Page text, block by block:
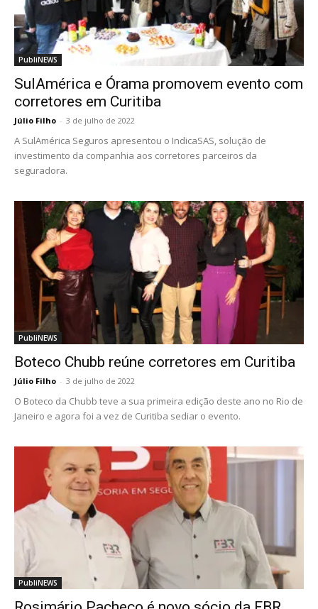
PubliNEWS
SulAmérica e Órama promovem evento com
corretores em Curitiba
Júlio Filho - 3 de julho de 2022
A SulAmérica Seguros apresentou o IndicaSAS, solução de
investimento da companhia aos corretores parceiros da
seguradora.
PubliNEWS
Boteco Chubb reúne corretores em Curitiba
Júlio Filho - 3 de julho de 2022
O Boteco da Chubb teve a sua primeira edição deste ano no Rio de
Janeiro e agora foi a vez de Curitiba sediar o evento.
PubliNEWS